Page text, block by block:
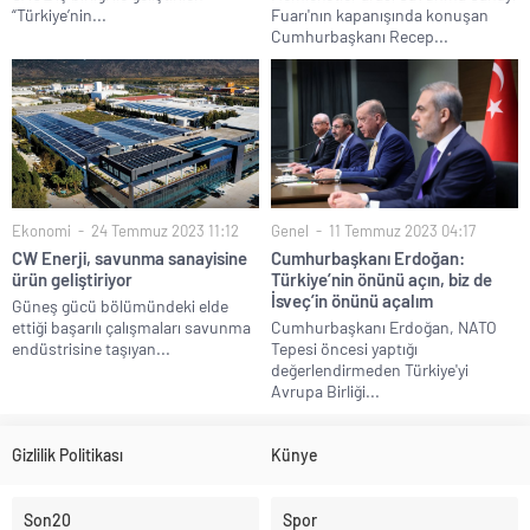
“Türkiye’nin...
Fuarı'nın kapanışında konuşan
Cumhurbaşkanı Recep...
Ekonomi 24 Temmuz 2023 11:12
CW Enerji, savunma sanayisine
ürün geliştiriyor
Güneş gücü bölümündeki elde
ettiği başarılı çalışmaları savunma
endüstrisine taşıyan...
Genel 11 Temmuz 2023 04:17
Cumhurbaşkanı Erdoğan:
Türkiye’nin önünü açın, biz de
İsveç’in önünü açalım
Cumhurbaşkanı Erdoğan, NATO
Tepesi öncesi yaptığı
değerlendirmeden Türkiye'yi
Avrupa Birliği...
Gizlilik Politikası Künye
Son20 Spor